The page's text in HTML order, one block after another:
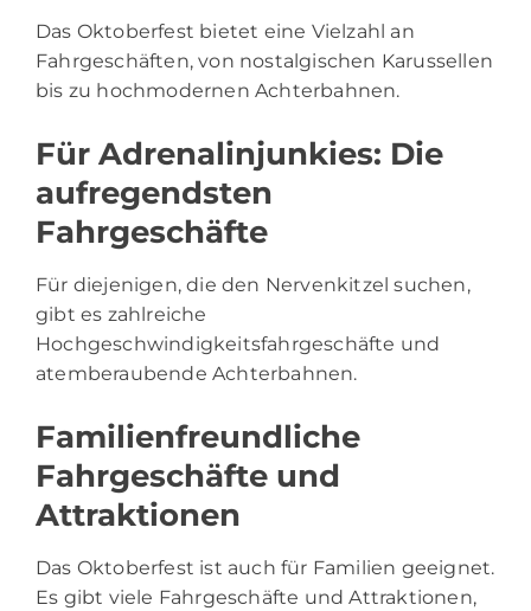
Das Oktoberfest bietet eine Vielzahl an
Fahrgeschäften, von nostalgischen Karussellen
bis zu hochmodernen Achterbahnen.
Für Adrenalinjunkies: Die
aufregendsten
Fahrgeschäfte
Für diejenigen, die den Nervenkitzel suchen,
gibt es zahlreiche
Hochgeschwindigkeitsfahrgeschäfte und
atemberaubende Achterbahnen.
Familienfreundliche
Fahrgeschäfte und
Attraktionen
Das Oktoberfest ist auch für Familien geeignet.
Es gibt viele Fahrgeschäfte und Attraktionen,